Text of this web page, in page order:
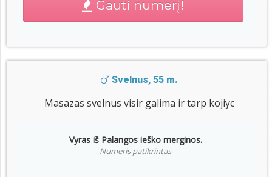
Gauti numerį!
Svelnus, 55 m.
Masazas svelnus visir galima ir tarp kojiyc
Vyras iš Palangos ieško merginos.
Numeris patikrintas